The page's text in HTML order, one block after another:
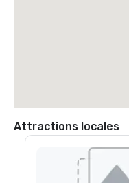
Attractions locales